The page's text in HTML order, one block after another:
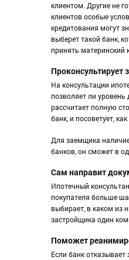
клиентом. Другие не
клиентов особые
кредитования могут
выберет такой банк,
принять материнский
Проконсультирует
На консультации
позволяет ли
рассчитает полную
банк, и посоветует,
Для заемщика
банков, он сможет в
Сам направит
Ипотечный
покупателя больше
выбирает, в каком из
застройщика один
Поможет
Если банк